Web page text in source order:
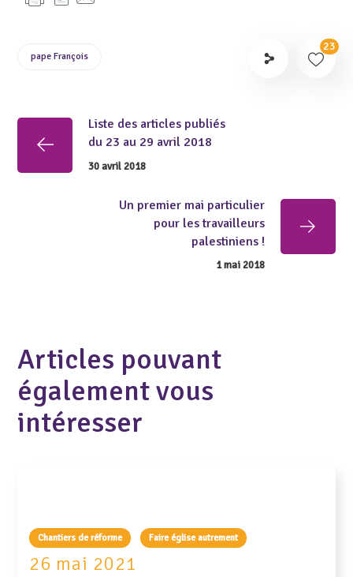
pape François
23
Liste des articles publiés
du 23 au 29 avril 2018
30 avril 2018
Un premier mai particulier
pour les travailleurs
palestiniens !
1 mai 2018
Articles pouvant
également vous
intéresser
Chantiers de réforme Faire église autrement
26 mai 2021